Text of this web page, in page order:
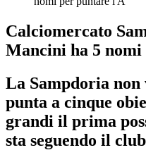
Calciomercato
Mancini ha 5
La Sampdoria non
punta a cinque
grandi il prima
sta seguendo il club